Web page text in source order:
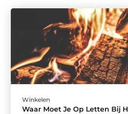
Winkelen
Waar Moet Je Op Letten Bij